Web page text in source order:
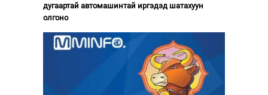
дугаартай автомашинтай иргэдэд шатахуун
олгоно